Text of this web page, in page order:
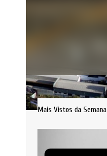
Mais Vistos da Semana